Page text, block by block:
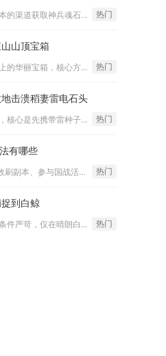
少年三国志存在大量稳定且低成本的渠道获取神兵魂石，分为长期稳... 热门
山顶宝箱
想要获得原神天衡山山顶高台之上的华丽宝箱，核心方式是点燃宝箱... 热门
击溃稻妻雷电石头
在原神中有效击溃稻妻雷电石头，核心是先携带雷种子进入雷电屏障... 热门
有哪些
攻城掠地160级升级核心在于高效刷副本、参与国战活动、优化武... 热门
到白鲸
白鲸作为传说级稀有鱼类，出没条件严苛，仅在晴朗白天出现在摩尔... 热门